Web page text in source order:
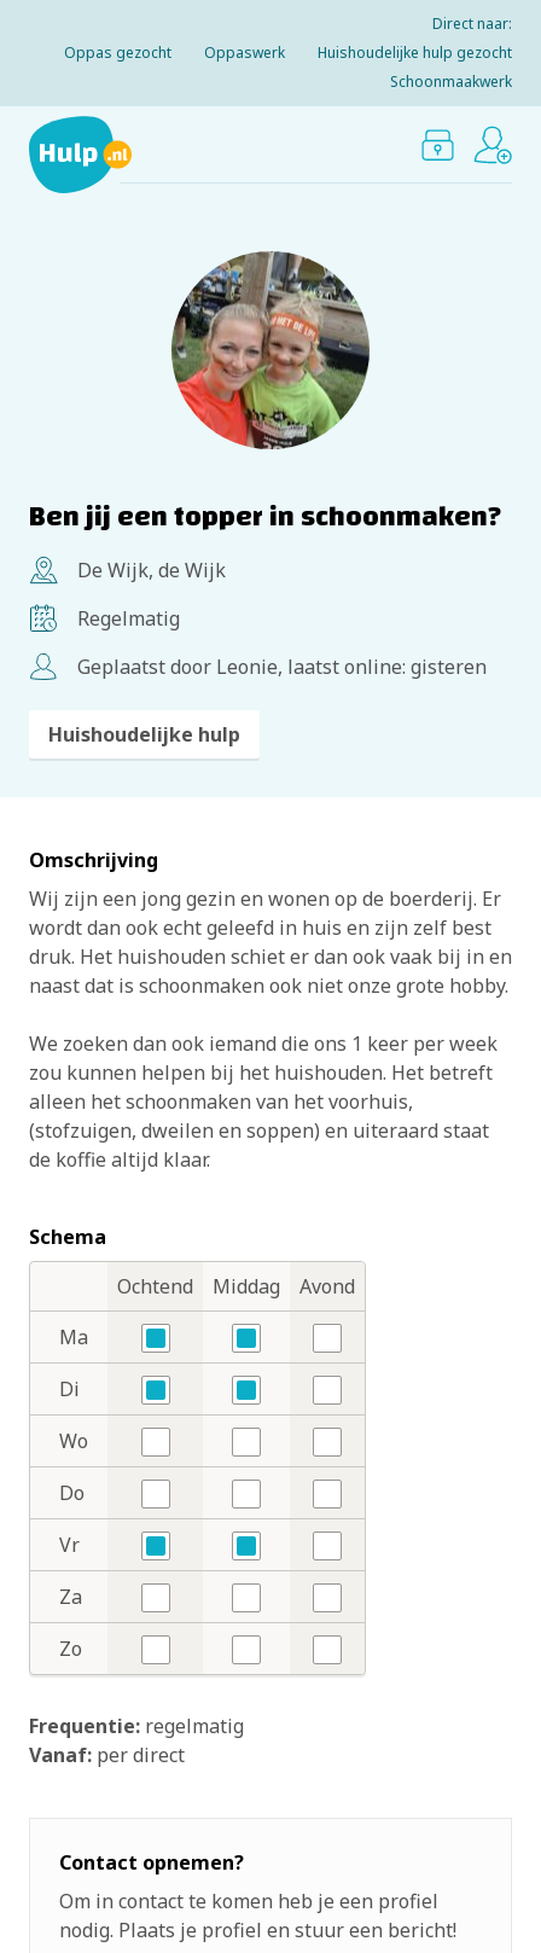
Direct naar:
Oppas gezocht
Oppaswerk
Huishoudelijke hulp gezocht
Schoonmaakwerk
Ben jij een topper in schoonmaken?
De Wijk, de Wijk
Regelmatig
Geplaatst door Leonie, laatst online: gisteren
Huishoudelijke hulp
Omschrijving
Wij zijn een jong gezin en wonen op de boerderij. Er
wordt dan ook echt geleefd in huis en zijn zelf best
druk. Het huishouden schiet er dan ook vaak bij in en
naast dat is schoonmaken ook niet onze grote hobby.
We zoeken dan ook iemand die ons 1 keer per week
zou kunnen helpen bij het huishouden. Het betreft
alleen het schoonmaken van het voorhuis,
(stofzuigen, dweilen en soppen) en uiteraard staat
de koffie altijd klaar.
Schema
Dagdelen
DagenOchtend Middag
Avond
Ma
Ja
Ja
Nee
Di
Ja
Ja
Nee
Wo
Nee
Nee
Nee
Do
Nee
Nee
Nee
Vr
Ja
Ja
Nee
Za
Nee
Nee
Nee
Zo
Nee
Nee
Nee
Frequentie: regelmatig
Vanaf: per direct
Contact opnemen?
Om in contact te komen heb je een profiel
nodig. Plaats je profiel en stuur een bericht!